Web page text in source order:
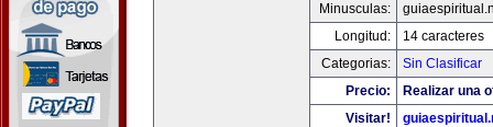
Minusculas:
Longitud:
14 caracteres
Categorias:
Sin Clasificar
Precio:
Realizar una
Visitar!